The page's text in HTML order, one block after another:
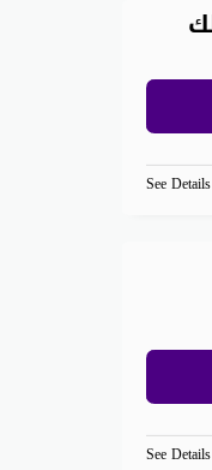
See Details
See Details